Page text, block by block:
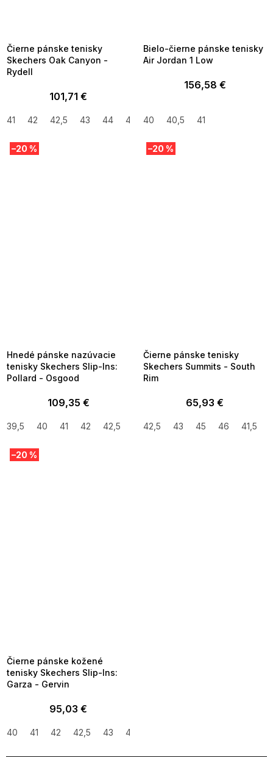
Čierne pánske tenisky
Skechers Oak Canyon -
Rydell
101,71 €
41 42 42,5 43 44 45
Bielo-čierne pánske tenisky
Air Jordan 1 Low
156,58 €
40 40,5 41
–20 %
Hnedé pánske nazúvacie
tenisky Skechers Slip-Ins:
Pollard - Osgood
109,35 €
39,5 40 41 42 42,5 44 45 46 41,5 47,5
–20 %
Čierne pánske tenisky
Skechers Summits - South
Rim
65,93 €
42,5 43 45 46 41,5
–20 %
Čierne pánske kožené
tenisky Skechers Slip-Ins:
Garza - Gervin
95,03 €
40 41 42 42,5 43 44